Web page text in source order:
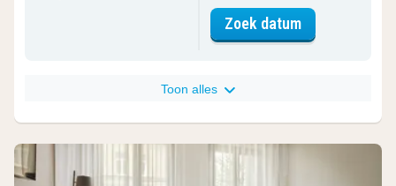
Zoek datumvoor
Toon alles